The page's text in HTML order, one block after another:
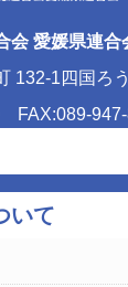
会 愛媛県連合
132-1四国ろ
FAX:089-
いて